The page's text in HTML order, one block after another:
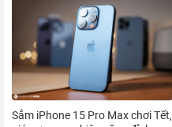
Sắm iPhone 15 Pro Max chơi Tết,